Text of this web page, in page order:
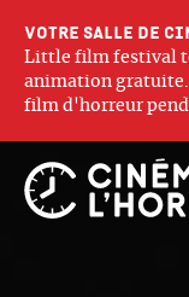
Votre salle de
Little film festival
animation gratuite.
film d'horreur